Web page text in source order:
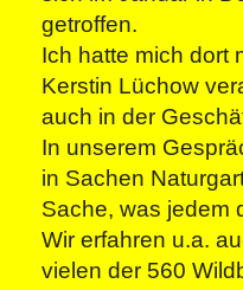
getroffen.
Ich hatte mich dort
Kerstin Lüchow
auch in der
In unserem
in Sachen
Sache, was jedem
Wir erfahren u.a.
vielen der 560